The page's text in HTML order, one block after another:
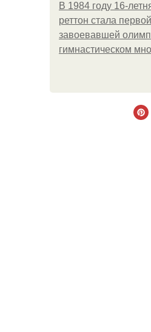
В 1984 году 16-
реттон стала
завоевавшей
гимнастическом